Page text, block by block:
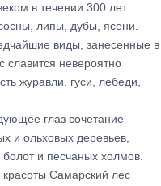
в течении 300 лет.
липы, дубы, ясени.
виды, занесенные в
славится невероятно
журавли, гуси, лебеди,
глаз сочетание
и ольховых деревьев,
и песчаных холмов.
Самарский лес